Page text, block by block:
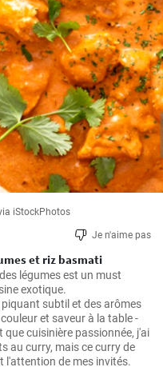
iStockPhotos
Je n'aime pas
et riz basmati
légumes est un must
exotique.
subtil et des arômes
et saveur à la table -
cuisinière passionnée, j'ai
au curry, mais ce curry de
de mes invités.